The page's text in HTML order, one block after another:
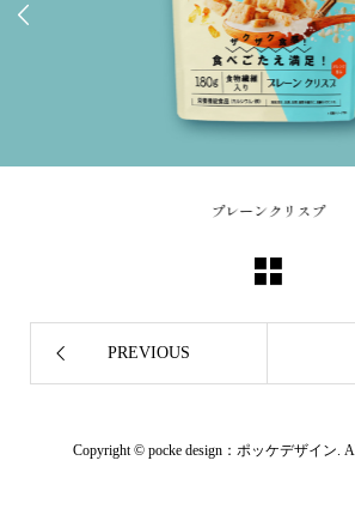

プレーンクリスプ
PREVIOUS
Copyright © pocke design：ポッケデザイン.